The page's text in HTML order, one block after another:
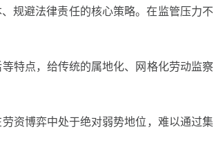
规避法律责任的核心策略。在监管压力不
特点，给传统的属地化、网格化劳动监察
资博弈中处于绝对弱势地位，难以通过集